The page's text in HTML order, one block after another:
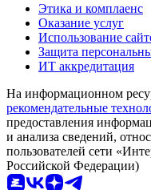
Этика и комплаенс
Оказание услуг
Использование
Защита
ИТ аккредитация
На информационном
рекомендательные
предоставления
и анализа сведений,
пользователей сети
Российской Федерации)